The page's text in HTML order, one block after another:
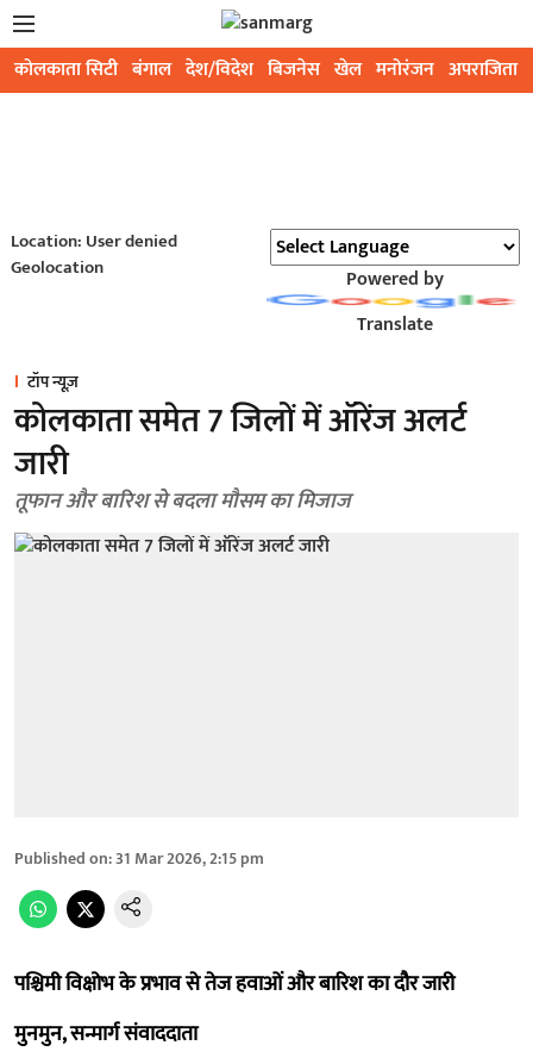
कोलकाता सिटी बंगाल देश/विदेश बिजनेस खेल मनोरंजन अपराजिता
Location: User denied
Geolocation
Powered by
Translate
टॉप न्यूज़
कोलकाता समेत 7 जिलों में ऑरेंज अलर्ट
जारी
तूफान और बारिश से बदला मौसम का मिजाज
Published on:31 Mar 2026, 2:15 pm
पश्चिमी विक्षोभ के प्रभाव से तेज हवाओं और बारिश का दौर जारी
मुनमुन, सन्मार्ग संवाददाता